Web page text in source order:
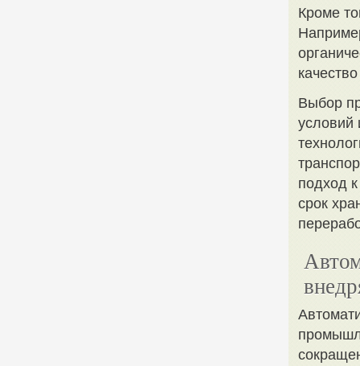
Кроме
Выбор
условий
подход
срок